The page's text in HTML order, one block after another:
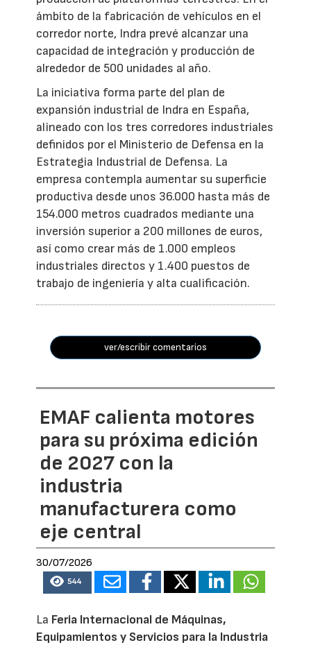
ámbito de la fabricación de vehículos en el
corredor norte, Indra prevé alcanzar una
capacidad de integración y producción de
alrededor de 500 unidades al año.
La iniciativa forma parte del plan de
expansión industrial de Indra en España,
alineado con los tres corredores industriales
definidos por el Ministerio de Defensa en la
Estrategia Industrial de Defensa. La
empresa contempla aumentar su superficie
productiva desde unos 36.000 hasta más de
154.000 metros cuadrados mediante una
inversión superior a 200 millones de euros,
así como crear más de 1.000 empleos
industriales directos y 1.400 puestos de
trabajo de ingeniería y alta cualificación.
ver/escribir comentarios
EMAF calienta motores
para su próxima edición
de 2027 con la
industria
manufacturera como
eje central
30/07/2026
544
La Feria Internacional de Máquinas,
Equipamientos y Servicios para la Industria